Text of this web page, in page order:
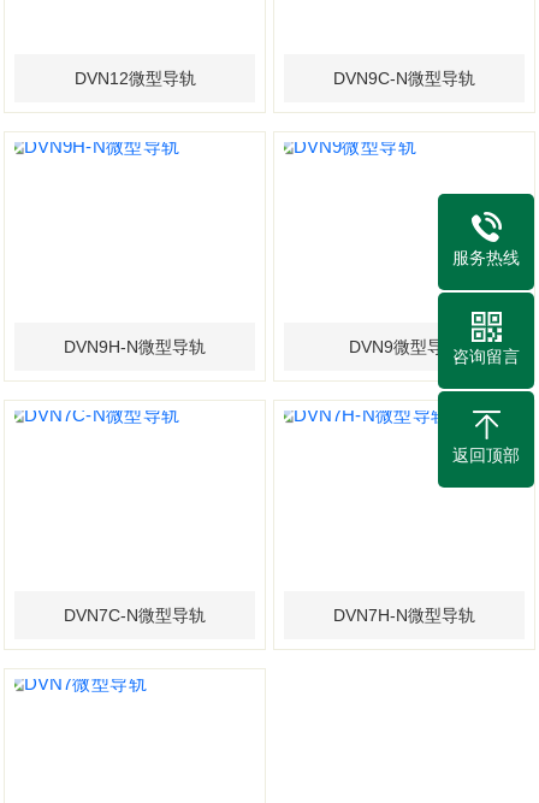
DVN12微型导轨 DVN9C-N微型导轨
DVN9H-N微型导轨 DVN9微型导轨
DVN7C-N微型导轨 DVN7H-N微型导轨
服务热线
咨询留言
返回顶部